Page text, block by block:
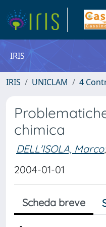
IRIS
IRIS UNICLAM 4
chimica
DELL'ISOLA, Marco;
2004-01-01
Scheda breve